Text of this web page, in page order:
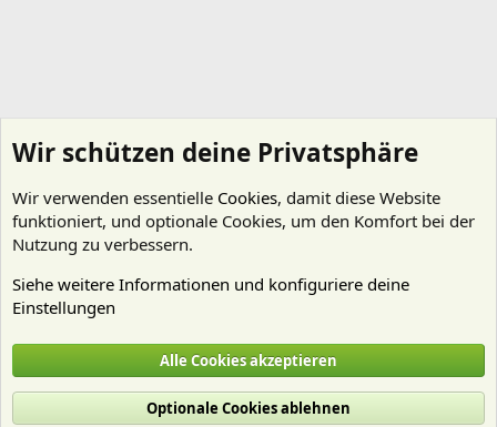
Cookies
Deutsch (Du)
Nutzungsbedingungen
Datenschutz Hilfe und Impressum
Wir schützen deine Privatsphäre
Wir verwenden essentielle Cookies, damit diese Website
funktioniert, und optionale Cookies, um den Komfort bei der
Nutzung zu verbessern.
Siehe weitere Informationen und konfiguriere deine
Einstellungen
Alle Cookies akzeptieren
Optionale Cookies ablehnen